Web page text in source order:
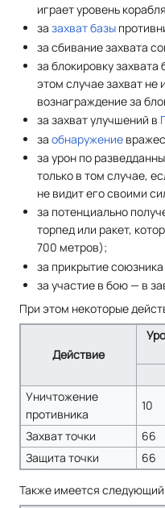
играет уровень
зазахват базы
за сбивание захвата
за блокировку
этом случае захват
вознаграждение за
за захват улучшений в
заобнаружение
за урон по
только в том случае,
не видит его своими
за потенциально
торпед или ракет,
700 метров);
за прикрытие
за участие в бою — в
При этом некоторые
Действие
Уничтожение
противника
10
Захват точки
66
Защита точки
66
Также имеется следующий